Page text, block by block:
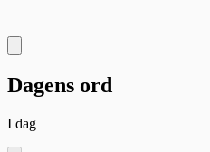
Dagens ord
I dag